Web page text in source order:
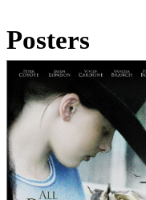
Posters